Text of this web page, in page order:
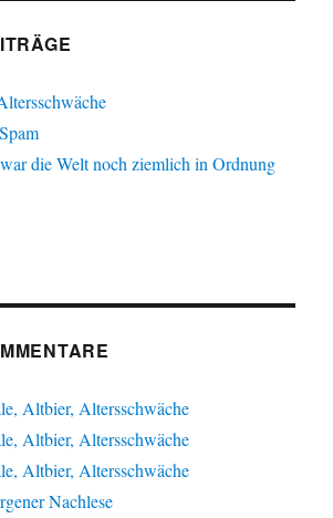
die Welt noch ziemlich in Ordnung
Altbier, Altersschwäche
Altbier, Altersschwäche
Altbier, Altersschwäche
Nachlese